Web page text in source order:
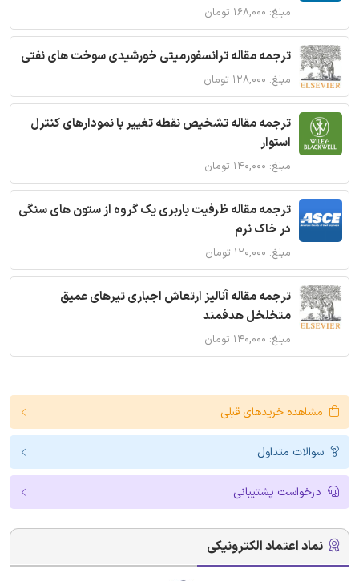
مبلغ: ۱۶۸,۰۰۰ تومان
ترجمه مقاله ترانسفورمیتی خورشیدی سوخت های نفتی
مبلغ: ۱۲۸,۰۰۰ تومان
ترجمه مقاله تشخیص نقطه تغییر با نمودارهای کنترل
استوار
مبلغ: ۱۴۰,۰۰۰ تومان
ترجمه مقاله ظرفیت باربری یک گروه از ستون های سنگی
در خاک نرم
مبلغ: ۱۲۰,۰۰۰ تومان
ترجمه مقاله آنالیز ارتعاش اجباری تیرهای عمیق
متخلخل هدفمند
مبلغ: ۱۴۰,۰۰۰ تومان
مشاهده خریدهای قبلی
سوالات متداول
درخواست پشتیبانی
نماد اعتماد الکترونیکی